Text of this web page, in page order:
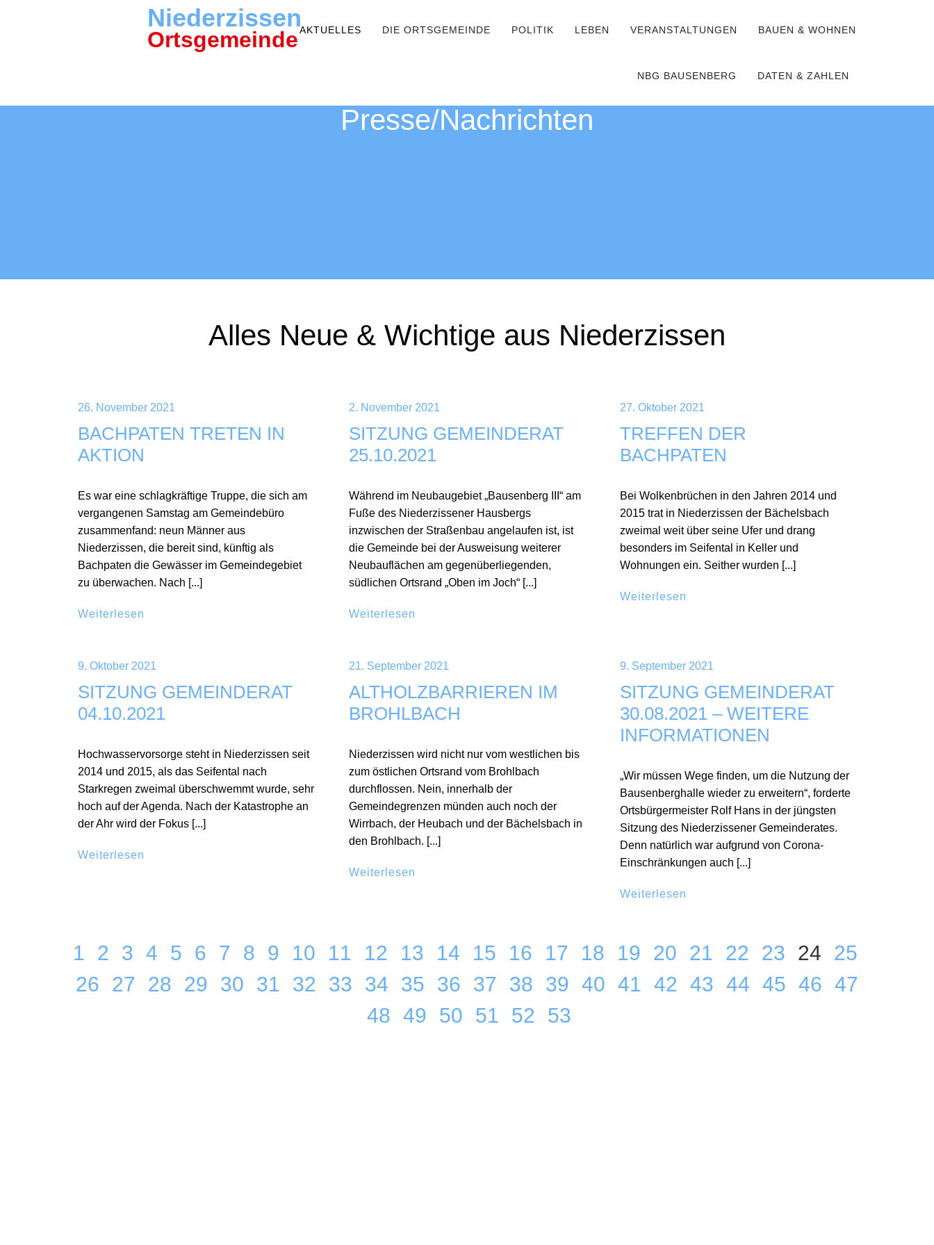
Niederzissen
OrtsgemeindeAKTUELLES DIE ORTSGEMEINDE POLITIK LEBEN VERANSTALTUNGEN BAUEN & WOHNEN
NBG BAUSENBERG DATEN & ZAHLEN
Presse/Nachrichten
Alles Neue & Wichtige aus Niederzissen
26. November 2021
BACHPATEN TRETEN IN
AKTION
Es war eine schlagkräftige Truppe, die sich am
vergangenen Samstag am Gemeindebüro
zusammenfand: neun Männer aus
Niederzissen, die bereit sind, künftig als
Bachpaten die Gewässer im Gemeindegebiet
zu überwachen. Nach [...]
Weiterlesen
2. November 2021
SITZUNG GEMEINDERAT
25.10.2021
Während im Neubaugebiet „Bausenberg III“ am
Fuße des Niederzissener Hausbergs
inzwischen der Straßenbau angelaufen ist, ist
die Gemeinde bei der Ausweisung weiterer
Neubauflächen am gegenüberliegenden,
südlichen Ortsrand „Oben im Joch“ [...]
Weiterlesen
27. Oktober 2021
TREFFEN DER
BACHPATEN
Bei Wolkenbrüchen in den Jahren 2014 und
2015 trat in Niederzissen der Bächelsbach
zweimal weit über seine Ufer und drang
besonders im Seifental in Keller und
Wohnungen ein. Seither wurden [...]
Weiterlesen
9. Oktober 2021
SITZUNG GEMEINDERAT
04.10.2021
Hochwasservorsorge steht in Niederzissen seit
2014 und 2015, als das Seifental nach
Starkregen zweimal überschwemmt wurde, sehr
hoch auf der Agenda. Nach der Katastrophe an
der Ahr wird der Fokus [...]
Weiterlesen
21. September 2021
ALTHOLZBARRIEREN IM
BROHLBACH
Niederzissen wird nicht nur vom westlichen bis
zum östlichen Ortsrand vom Brohlbach
durchflossen. Nein, innerhalb der
Gemeindegrenzen münden auch noch der
Wirrbach, der Heubach und der Bächelsbach in
den Brohlbach. [...]
Weiterlesen
9. September 2021
SITZUNG GEMEINDERAT
30.08.2021 – WEITERE
INFORMATIONEN
„Wir müssen Wege finden, um die Nutzung der
Bausenberghalle wieder zu erweitern“, forderte
Ortsbürgermeister Rolf Hans in der jüngsten
Sitzung des Niederzissener Gemeinderates.
Denn natürlich war aufgrund von Corona-
Einschränkungen auch [...]
Weiterlesen
1 2 3 4 5 6 7 8 9 10 11 12 13 14 15 16 17 18 19 20 21 22 23 24
25
26
27 28 29 30 31 32 33 34 35 36 37 38 39 40 41 42 43 44 45 46 47
48 49 50 51 52 53